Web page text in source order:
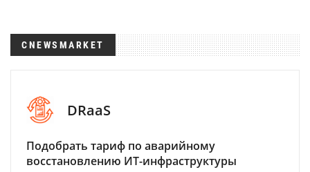
CNEWSMARKET
DRaaS
Подобрать тариф по аварийному
восстановлению ИТ-инфраструктуры